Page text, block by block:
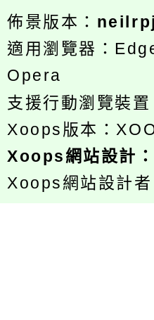
佈景版本：
適用瀏覽器：
Opera
支援行動瀏覽裝置
Xoops版本：
Xoops網站設計 ：
Xoops網站設計